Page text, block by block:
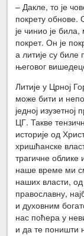
– Дакле, то је
покрету обнове.
је чинио је
покрет. Он је
а литије су
његовог
Литије у Црној
може бити и
једној
ЦГ. Такве
историје од
хришћанске
трагичне
наше време ми
наших власти,
православну,
и духовним
нас поћера у
и да те поништи